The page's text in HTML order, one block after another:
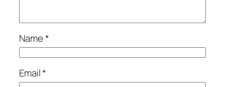
Name*
Email*